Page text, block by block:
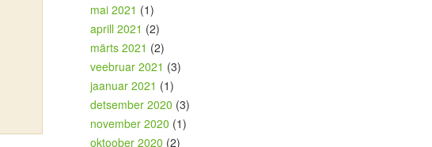
mai 2021 (1)
aprill 2021 (2)
märts 2021 (2)
veebruar 2021 (3)
jaanuar 2021 (1)
detsember 2020 (3)
november 2020 (1)
oktoober 2020 (2)